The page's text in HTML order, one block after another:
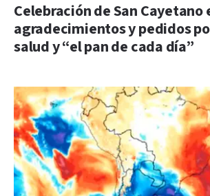
Celebración de San Cayetano
agradecimientos y pedidos
salud y “el pan de cada día”